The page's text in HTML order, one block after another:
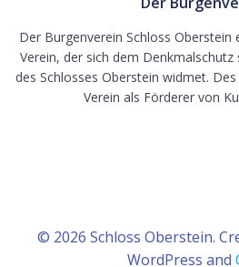
Der Burgenverein Schloss Oberstein
Verein, der sich dem
des Schlosses Oberstein widmet.
Verein als Förderer von
© 2026 Schloss Oberstein.
WordPress and